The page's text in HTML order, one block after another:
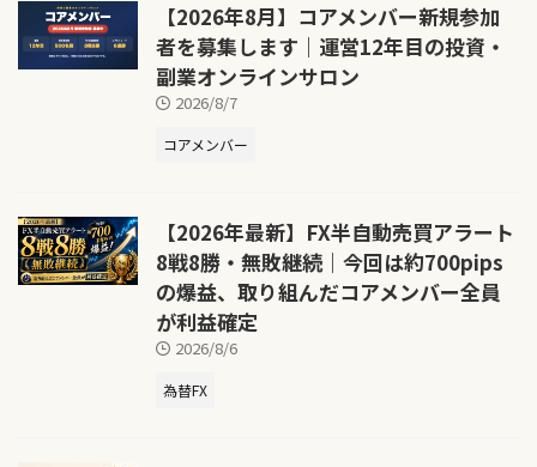
【2026年8月】コアメンバー新規参加
者を募集します｜運営12年目の投資・
副業オンラインサロン
2026/8/7
コアメンバー
【2026年最新】FX半自動売買アラート
8戦8勝・無敗継続｜今回は約700pips
の爆益、取り組んだコアメンバー全員
が利益確定
2026/8/6
為替FX